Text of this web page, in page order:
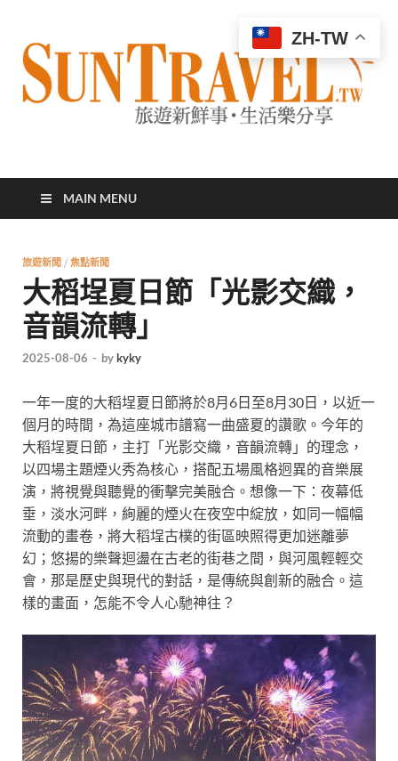
太陽網
MAIN MENU
旅遊新聞 / 焦點新聞
大稻埕夏日節「光影交織，
音韻流轉」
2025-08-06 - bykyky
一年一度的大稻埕夏日節將於8月6日至8月30日，以近一
個月的時間，為這座城市譜寫一曲盛夏的讚歌。今年的
大稻埕夏日節，主打「光影交織，音韻流轉」的理念，
以四場主題煙火秀為核心，搭配五場風格迥異的音樂展
演，將視覺與聽覺的衝擊完美融合。想像一下：夜幕低
垂，淡水河畔，絢麗的煙火在夜空中綻放，如同一幅幅
流動的畫卷，將大稻埕古樸的街區映照得更加迷離夢
幻；悠揚的樂聲迴盪在古老的街巷之間，與河風輕輕交
會，那是歷史與現代的對話，是傳統與創新的融合。這
樣的畫面，怎能不令人心馳神往？
ZH-TW